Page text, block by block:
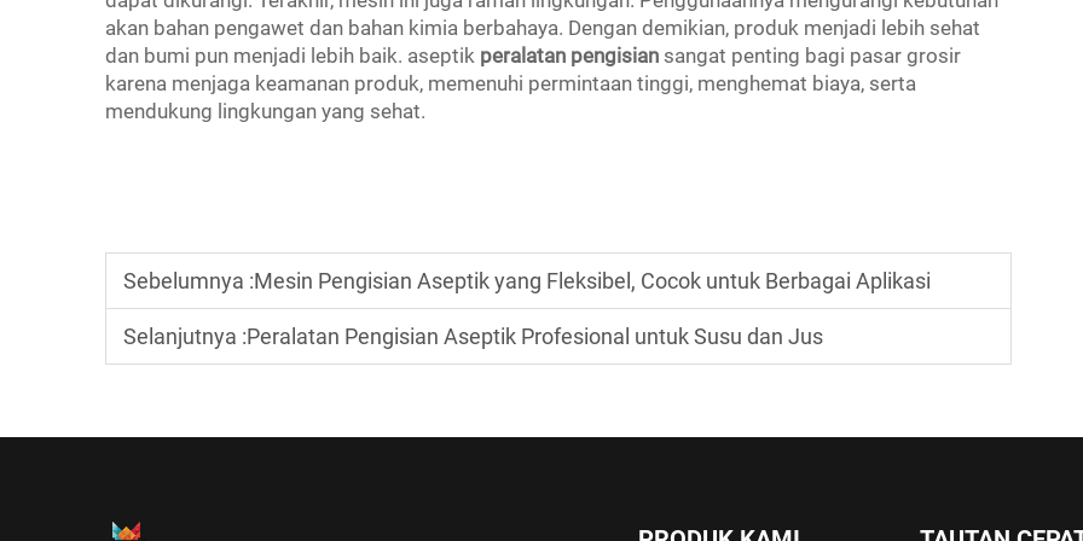
akan bahan pengawet dan bahan kimia berbahaya. Dengan demikian, produk menjadi lebih sehat
dan bumi pun menjadi lebih baik. aseptik peralatan pengisian sangat penting bagi pasar grosir
karena menjaga keamanan produk, memenuhi permintaan tinggi, menghemat biaya, serta
mendukung lingkungan yang sehat.
Sebelumnya :Mesin Pengisian Aseptik yang Fleksibel, Cocok untuk Berbagai Aplikasi
Selanjutnya :Peralatan Pengisian Aseptik Profesional untuk Susu dan Jus